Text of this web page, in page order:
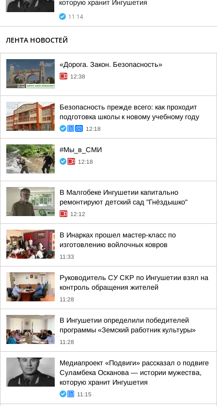
которую хранит Ингушетия
11:14
ЛЕНТА НОВОСТЕЙ
«Дорога. Закон. Безопасность»
12:38
Безопасность прежде всего: как проходит
подготовка школы к новому учебному году
12:18
#Мы_в_СМИ
12:18
В Малгобеке Ингушетии капитально
ремонтируют детский сад "Гнёздышко"
12:12
В Инарках прошел мастер-класс по
изготовлению войлочных ковров
11:33
Руководитель СУ СКР по Ингушетии взял на
контроль обращения жителей
11:28
В Ингушетии определили победителей
программы «Земский работник культуры»
11:28
Медиапроект «Подвиги» рассказал о подвиге
Суламбека Осканова — истории мужества,
которую хранит Ингушетия
11:15